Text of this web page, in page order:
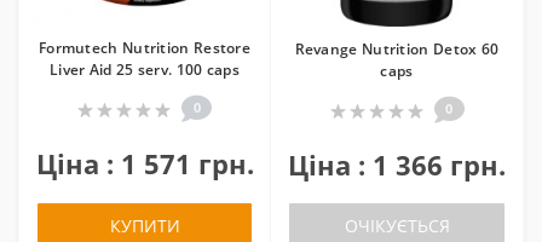
Formutech Nutrition Restore
Liver Aid 25 serv. 100 caps
0
Ціна : 1 571 грн.
КУПИТИ
Revange Nutrition Detox 60
caps
0
Ціна : 1 366 грн.
ОЧІКУЄТЬСЯ